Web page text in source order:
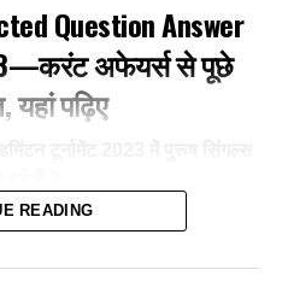
Question Answer
अफेयर्स से पूछे
यहां पढ़िए
READING